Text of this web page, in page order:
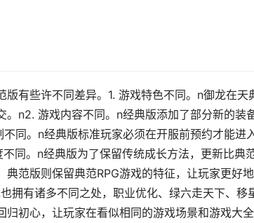
有些许不同差异。1. 游戏特色不同。n御龙在天
。n2. 游戏内容不同。n经典版添加了部分新的装
同。n经典版标准玩家必须在开服前预约才能进
同。n经典版为了保留传统成长方法，更新比典
范版则保留典范RPG游戏的特征，让玩家更好
拥有诸多不同之处，职业优化、绿六走天下、移
初心，让玩家在看似相同的游戏场景和游戏大